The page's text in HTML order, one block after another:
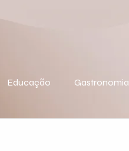
Educação Gastronomia